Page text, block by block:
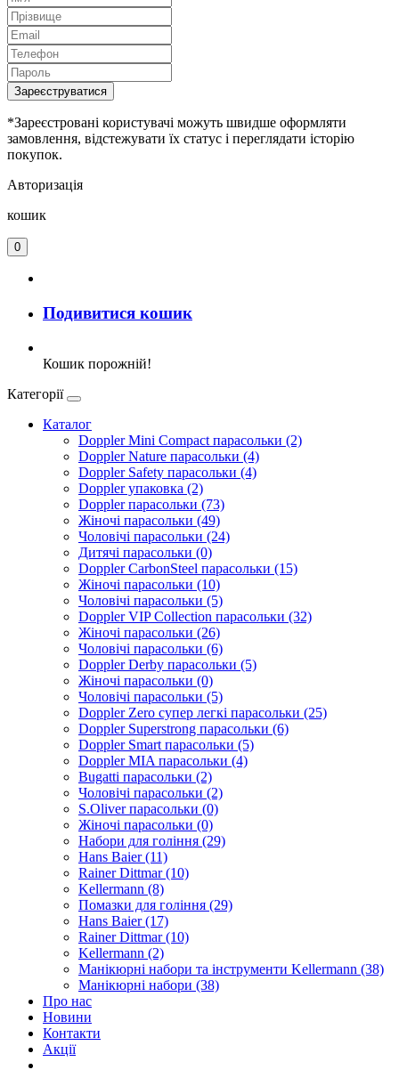
Зареєструватися
*Зареєстровані користувачі можуть швидше оформляти
замовлення, відстежувати їх статус і переглядати історію
покупок.
Авторизація
кошик
0
Подивитися кошик
Кошик порожній!
Категорії
Каталог
Doppler Mini Compact парасольки (2)
Doppler Nature парасольки (4)
Doppler Safety парасольки (4)
Doppler упаковка (2)
Doppler парасольки (73)
Жіночі парасольки (49)
Чоловічі парасольки (24)
Дитячі парасольки (0)
Doppler CarbonSteel парасольки (15)
Жіночі парасольки (10)
Чоловічі парасольки (5)
Doppler VIP Collection парасольки (32)
Жіночі парасольки (26)
Чоловічі парасольки (6)
Doppler Derby парасольки (5)
Жіночі парасольки (0)
Чоловічі парасольки (5)
Doppler Zero супер легкі парасольки (25)
Doppler Superstrong парасольки (6)
Doppler Smart парасольки (5)
Doppler MIA парасольки (4)
Bugatti парасольки (2)
Чоловічі парасольки (2)
S.Oliver парасольки (0)
Жіночі парасольки (0)
Набори для гоління (29)
Hans Baier (11)
Rainer Dittmar (10)
Kellermann (8)
Помазки для гоління (29)
Hans Baier (17)
Rainer Dittmar (10)
Kellermann (2)
Манікюрні набори та інструменти Kellermann (38)
Манікюрні набори (38)
Про нас
Новини
Контакти
Акції